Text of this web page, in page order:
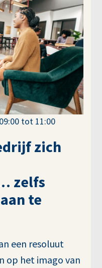
tot 11:00
zich
zelfs
te
een resoluut
op het imago van